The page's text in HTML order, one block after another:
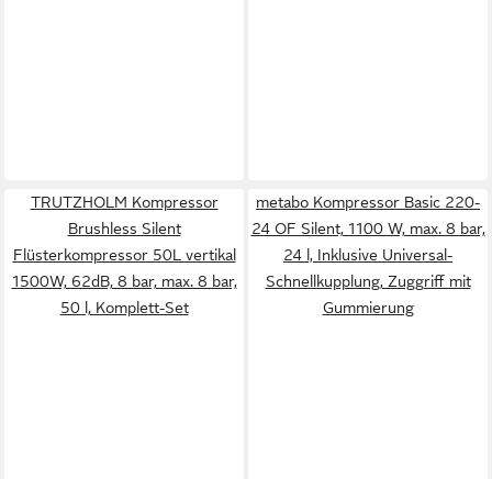
TRUTZHOLM Kompressor
Brushless Silent
Flüsterkompressor 50L vertikal
1500W, 62dB, 8 bar, max. 8 bar,
50 l, Komplett-Set
metabo Kompressor Basic 220-
24 OF Silent, 1100 W, max. 8 bar,
24 l, Inklusive Universal-
Schnellkupplung, Zuggriff mit
Gummierung